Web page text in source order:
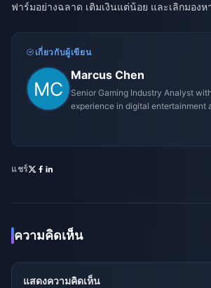
ฟาร์มอย่างฉลาด เติมเงินแต่น้อย และเลิกมองห
เกี่ยวกับผู้เขียน
Marcus Chen
Senior Gaming Industry Analyst
experience in digital entertainment
แชร์
ความคิดเห็น
แสดงความคิดเห็น